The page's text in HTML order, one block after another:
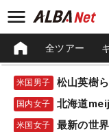
全ツアー
米国男子
国内女子 北海道
米国女子 最新の世